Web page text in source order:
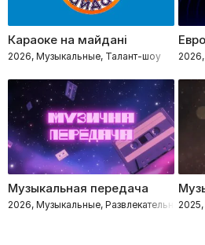
Караоке на майдані
2026, Музыкальные, Талант-шоу
Музыкальная передача
2026, Музыкальные, Развлекательное,